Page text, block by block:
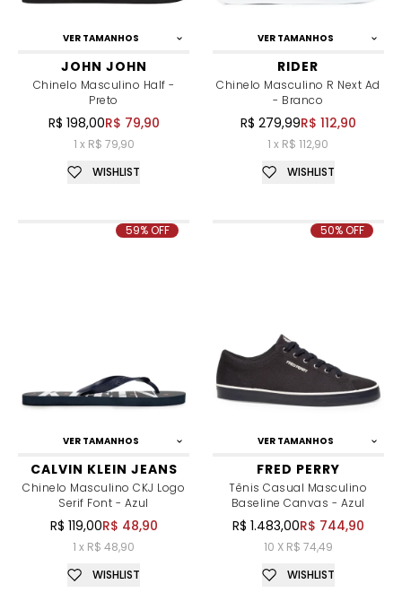
VER TAMANHOS
JOHN JOHN
Chinelo Masculino Half -
Preto
R$ 198,00R$ 79,90
1 x R$ 79,90
WISHLIST
VER TAMANHOS
RIDER
Chinelo Masculino R Next Ad
- Branco
R$ 279,99R$ 112,90
1 x R$ 112,90
WISHLIST
VER TAMANHOS
CALVIN KLEIN JEANS
Chinelo Masculino CKJ Logo
Serif Font - Azul
R$ 119,00R$ 48,90
1 x R$ 48,90
59% OFF
WISHLIST
VER TAMANHOS
FRED PERRY
Tênis Casual Masculino
Baseline Canvas - Azul
R$ 1.483,00R$ 744,90
10 X R$ 74,49
50% OFF
WISHLIST